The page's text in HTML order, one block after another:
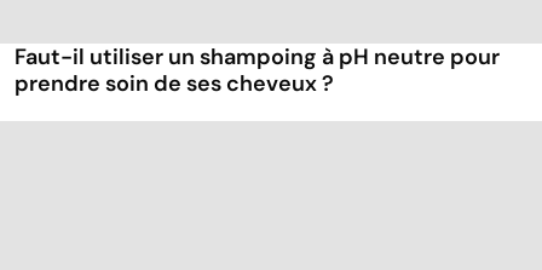
Faut-il utiliser un shampoing à pH neutre pour
prendre soin de ses cheveux ?